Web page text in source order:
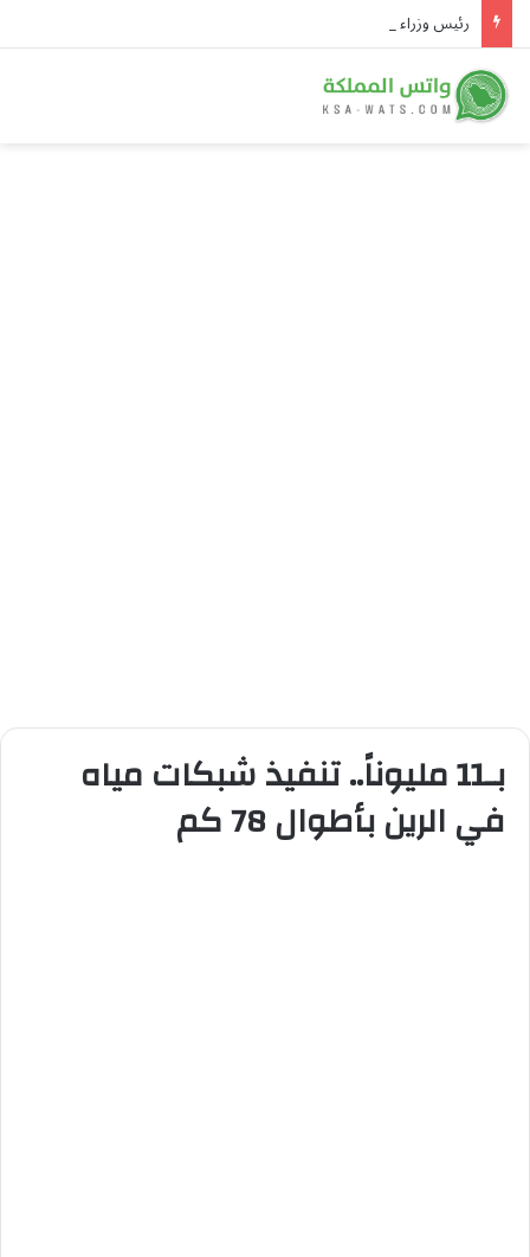
رئيس وزراء باكستان يصل جدة ونائب أمير مكة في مقدمة مستقبليه
بـ11 مليوناً.. تنفيذ شبكات مياه
في الرين بأطوال 78 كم